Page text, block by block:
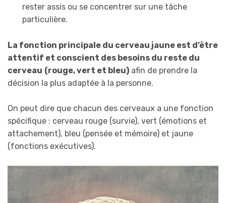
rester assis ou se concentrer sur une tâche
particulière.
La fonction principale du cerveau jaune est d’être
attentif et conscient des besoins du reste du
cerveau (rouge, vert et bleu) afin de prendre la
décision la plus adaptée à la personne.
On peut dire que chacun des cerveaux a une fonction
spécifique : cerveau rouge (survie), vert (émotions et
attachement), bleu (pensée et mémoire) et jaune
(fonctions exécutives).